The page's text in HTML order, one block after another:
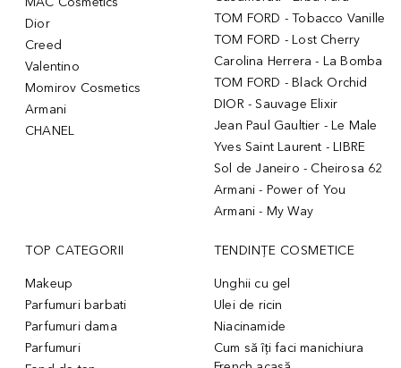
Dior
Creed
Valentino
Momirov Cosmetics
Armani
CHANEL
TOM FORD - Tobacco Vanille
TOM FORD - Lost Cherry
Carolina Herrera - La Bomba
TOM FORD - Black Orchid
DIOR - Sauvage Elixir
Jean Paul Gaultier - Le Male
Yves Saint Laurent - LIBRE
Sol de Janeiro - Cheirosa 62
Armani - Power of You
Armani - My Way
TOP CATEGORII
Makeup
Parfumuri barbati
Parfumuri dama
Parfumuri
TENDINȚE COSMETICE
Unghii cu gel
Ulei de ricin
Niacinamide
Cum să îți faci manichiura